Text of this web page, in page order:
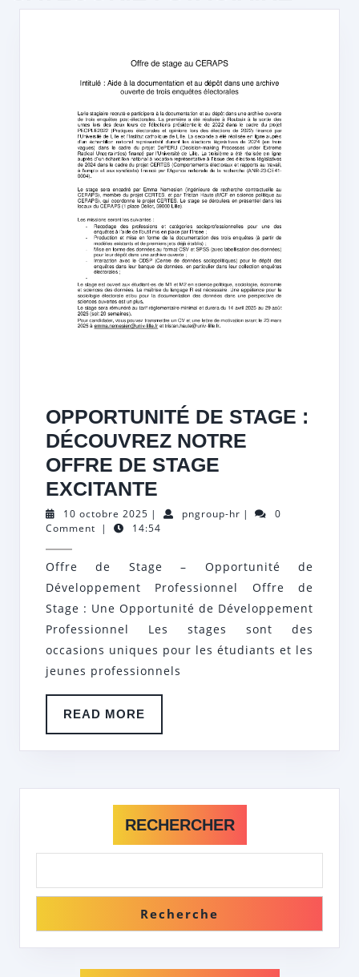
OPPORTUNITÉ DE STAGE :
DÉCOUVREZ NOTRE
OFFRE DE STAGE
EXCITANTE
DE
STAGE
:
DÉCOUVREZ
NOTRE
OFFRE
DE
STAGE
10 octobre 2025 10
octobre
| pngroup-hrpngroup-
|
0
Comment | 14:54
Offre de Stage – Opportunité de
Développement Professionnel Offre de
Stage : Une Opportunité de Développement
Professionnel Les stages sont des
occasions uniques pour les étudiants et les
jeunes professionnels
READ MORE
MORE
RECHERCHER
Recherche